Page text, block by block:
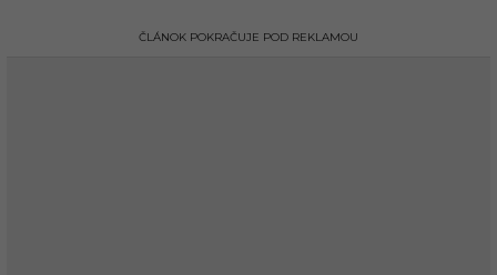
ČLÁNOK POKRAČUJE POD REKLAMOU